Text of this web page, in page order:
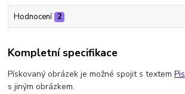
Hodnocení 2
Kompletní specifikace
Pískovaný obrázek je možné spojit s textem
s jiným obrázkem.